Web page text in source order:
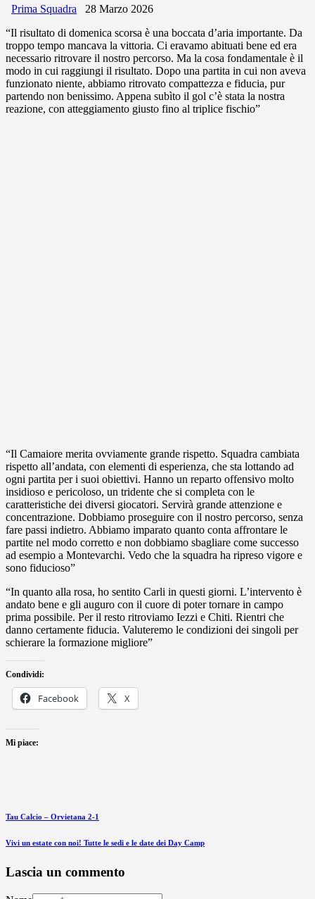
Prima Squadra
28 Marzo 2026
“Il risultato di domenica scorsa è una boccata d’aria importante. Da
troppo tempo mancava la vittoria. Ci eravamo abituati bene ed era
necessario ritrovare il nostro percorso. Ma la cosa fondamentale è il
modo in cui raggiungi il risultato. Dopo una partita in cui non aveva
funzionato niente, abbiamo ritrovato compattezza e fiducia, pur
partendo non benissimo. Appena subìto il gol c’è stata la nostra
reazione, con atteggiamento giusto fino al triplice fischio”
“Il Camaiore merita ovviamente grande rispetto. Squadra cambiata
rispetto all’andata, con elementi di esperienza, che sta lottando ad
ogni partita per i suoi obiettivi. Hanno un reparto offensivo molto
insidioso e pericoloso, un tridente che si completa con le
caratteristiche dei diversi giocatori. Servirà grande attenzione e
concentrazione. Dobbiamo proseguire con il nostro percorso, senza
fare passi indietro. Abbiamo imparato quanto conta affrontare le
partite nel modo corretto e non dobbiamo sbagliare come successo
ad esempio a Montevarchi. Vedo che la squadra ha ripreso vigore e
sono fiducioso”
“In quanto alla rosa, ho sentito Carli in questi giorni. L’intervento è
andato bene e gli auguro con il cuore di poter tornare in campo
prima possibile. Per il resto ritroviamo Iezzi e Chiti. Rientri che
danno certamente fiducia. Valuteremo le condizioni dei singoli per
schierare la formazione migliore”
Condividi:
Facebook X
Mi piace:
Tau Calcio – Orvietana 2-1
Vivi un estate con noi! Tutte le sedi e le date dei Day Camp
Lascia un commento